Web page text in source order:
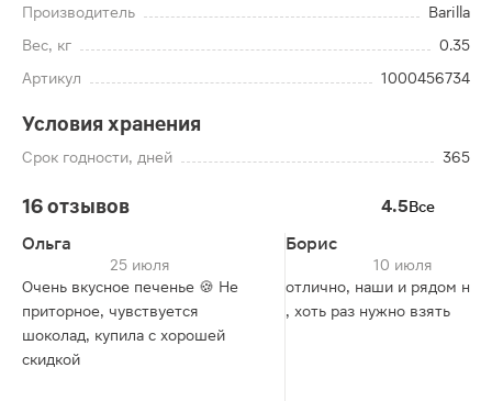
Производитель
Barilla
Вес, кг
0.35
Артикул
1000456734
Условия хранения
Срок годности, дней 365
16 отзывов 4.5Все
Ольга
25 июля
Очень вкусное печенье 🍪 Не
приторное, чувствуется
шоколад, купила с хорошей
скидкой
Борис
10 июля
отлично, наши и рядом не
, хоть раз нужно взять